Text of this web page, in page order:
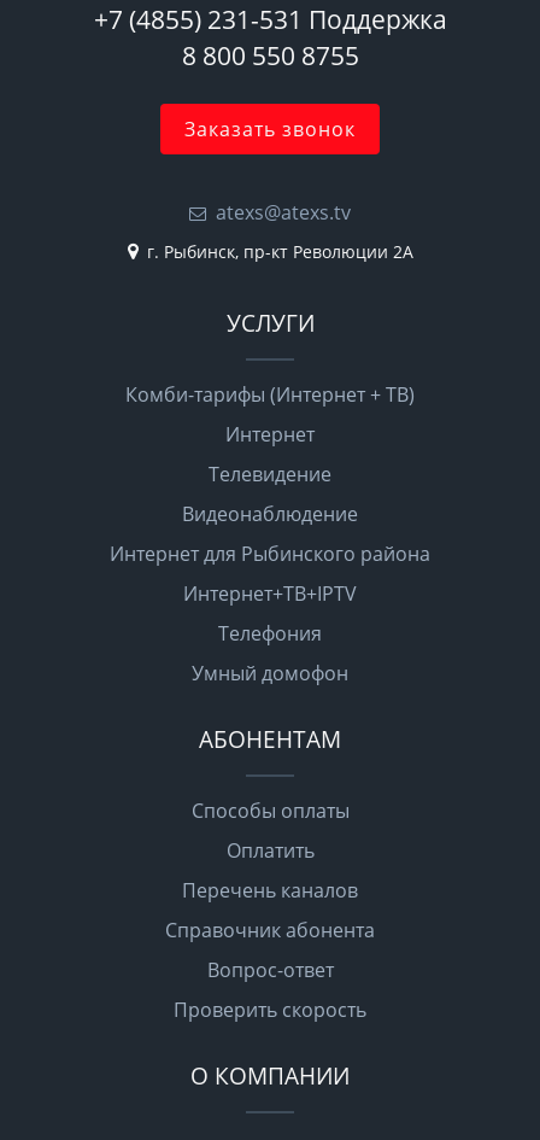
+7 (4855) 231-531 Поддержка
8 800 550 8755
Заказать звонок
atexs@atexs.tv
г. Рыбинск, пр-кт Революции 2А
УСЛУГИ
Комби-тарифы (Интернет + ТВ)
Интернет
Телевидение
Видеонаблюдение
Интернет для Рыбинского района
Интернет+ТВ+IPTV
Телефония
Умный домофон
АБОНЕНТАМ
Способы оплаты
Оплатить
Перечень каналов
Справочник абонента
Вопрос-ответ
Проверить скорость
О КОМПАНИИ